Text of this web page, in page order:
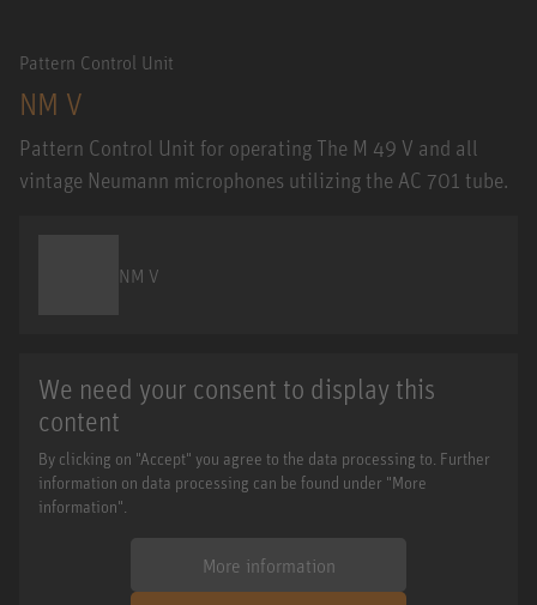
Pattern Control Unit
NM V
Pattern Control Unit for operating The M 49 V and all
vintage Neumann microphones utilizing the AC 701 tube.
NM V
We need your consent to display this
content
By clicking on "Accept" you agree to the data processing to. Further
information on data processing can be found under "More
information".
More information